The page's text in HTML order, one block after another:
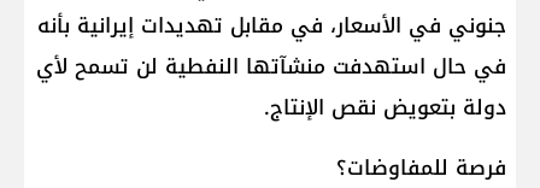
جنوني في الأسعار، في مقابل تهديدات إيرانية بأنه
في حال استهدفت منشآتها النفطية لن تسمح لأي
دولة بتعويض نقص الإنتاج.
فرصة للمفاوضات؟